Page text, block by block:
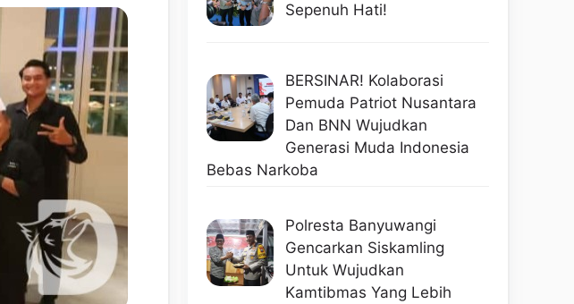
Sepenuh Hati!
BERSINAR! Kolaborasi
Pemuda Patriot Nusantara
Dan BNN Wujudkan
Generasi Muda Indonesia
Bebas Narkoba
Polresta Banyuwangi
Gencarkan Siskamling
Untuk Wujudkan
Kamtibmas Yang Lebih